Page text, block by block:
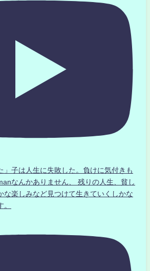
」子は人生に失敗した。負けに気付きも
なんかありません、 残りの人生、貧し
な楽しみなど見つけて生きていくしかな